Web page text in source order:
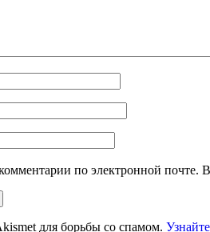
по электронной почте.
для борьбы со спамом.